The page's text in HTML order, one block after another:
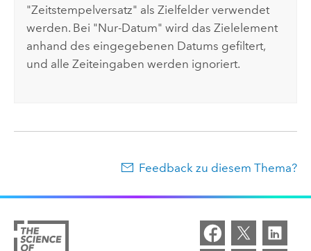
"Zeitstempelversatz" als Zielfelder verwendet
werden. Bei "Nur-Datum" wird das Zielelement
anhand des eingegebenen Datums gefiltert,
und alle Zeiteingaben werden ignoriert.
Feedback zu diesem Thema?